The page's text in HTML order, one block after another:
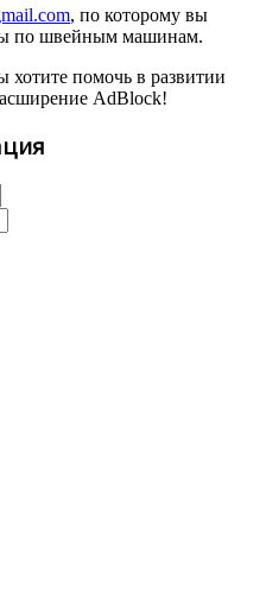
, по которому вы
по швейным машинам.
помочь в развитии
AdBlock!